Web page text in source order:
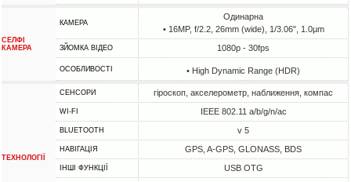
СЕЛФІ
КАМЕРА
КАМЕРА
Одинарна
• 16MP, f/2.2, 26mm (wide), 1/3.06", 1.0µm
ЗЙОМКА ВІДЕО 1080p - 30fps
ОСОБЛИВОСТІ • High Dynamic Range (HDR)
ТЕХНОЛОГІЇ
СЕНСОРИ гіроскоп, акселерометр, наближення, компас
WI-FI IEEE 802.11 a/b/g/n/ac
BLUETOOTH v 5
НАВІГАЦІЯ GPS, A-GPS, GLONASS, BDS
ІНШІ ФУНКЦІЇ USB OTG